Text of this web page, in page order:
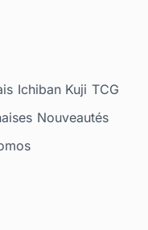
Ichiban Kuji TCG
Nouveautés